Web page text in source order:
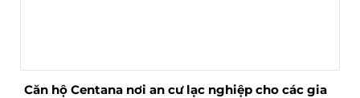
Căn hộ Centana nơi an cư lạc nghiệp cho các gia